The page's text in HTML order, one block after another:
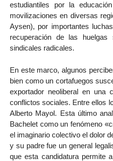
estudiantiles por la
movilizaciones en diversas
Aysen), por importantes
recuperación de las
sindicales radicales.
En este marco, algunos
bien como un cortafuegos
exportador neoliberal en una
conflictos sociales. Entre ellos
Alberto Mayol. Esta último
Bachelet como un fenómeno
el imaginario colectivo el dolor
y su padre fue un general
que esta candidatura permite